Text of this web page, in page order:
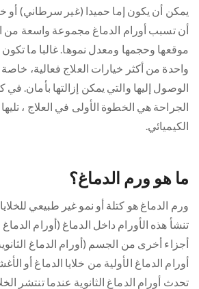
يمكن أن يكون إما حميدا (غير سرطاني) أو
أن تسبب أورام الدماغ مجموعة واسعة من
موقعها وحجمها ومعدل نموها. غالبا ما
واحدة من أكثر خيارات العلاج فعالية، خاصة
الوصول إليها والتي يمكن إزالتها بأمان. في
الجراحة هي الخطوة الأولى في العلاج ، تليها
الكيميائي.
ما هو ورم الدماغ؟
ورم الدماغ هو كتلة أو نمو غير طبيعي
تنشأ هذه الأورام داخل الدماغ (أورام
أجزاء أخرى من الجسم (أورام الدماغ الثانوية
أورام الدماغ الأولية من خلايا الدماغ أو
تحدث أورام الدماغ الثانوية عندما تنتشر